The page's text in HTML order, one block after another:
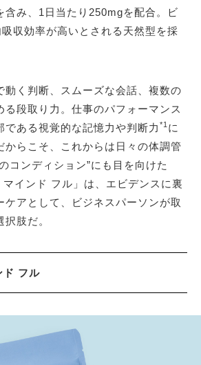
含み、1日当たり250mgを配合。ビ
収効率が高いとされる天然型を採
動く判断、スムーズな会話、複数の
る段取り力。仕事のパフォーマンス
である視覚的な記憶力や判断力 *1 に
からこそ、これからは日々の体調管
コンディション”にも目を向けた
インド フル」は、エビデンスに裏
ケアとして、ビジネスパーソンが取
肢だ。
ド フル